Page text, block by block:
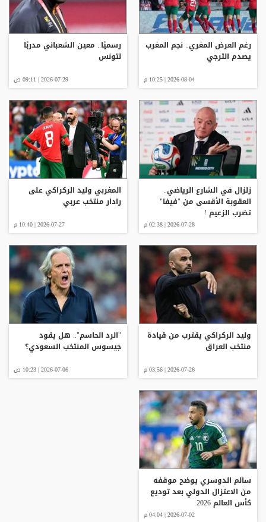
رغم العرض المغري.. نجم المغرب
يصدم الترجي
2026-08-04 | 10:25 م
رسميًا.. معين الشعباني مدربًا
لتونس
2026-07-29 | 09:11 ص
زلزال في الشارع الرياضي..
العقوبة الأقسى من "فيفا"
تضرب الزعيم !
2026-07-28 | 02:38 م
المغربي وليد الركراكي على
رادار منتخب عربي
2026-07-27 | 10:40 م
وليد الركراكي يقترب من قيادة
منتخب العراق
2026-07-26 | 03:56 م
"الرد الحاسم".. هل يقود
جيسوس المنتخب السعودي؟
2026-07-06 | 10:23 ص
سالم الدوسري يوضح موقفه
من الاعتزال الدولي بعد توديع
كأس العالم 2026
2026-07-02 | 04:04 م